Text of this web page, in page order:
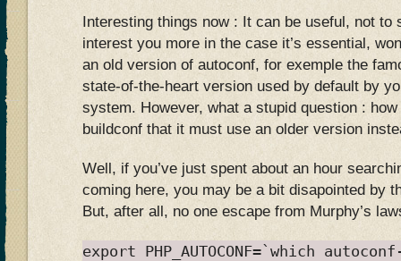
Interesting things now : It can be useful, not to
interest you more in the case it’s essential,
an old version of autoconf, for exemple the
state-of-the-heart version used by default by
system. However, what a stupid question :
buildconf that it must use an older version
Well, if you’ve just spent about an hour
coming here, you may be a bit disapointed by
But, after all, no one escape from Murphy’s
export PHP_AUTOCONF=`which